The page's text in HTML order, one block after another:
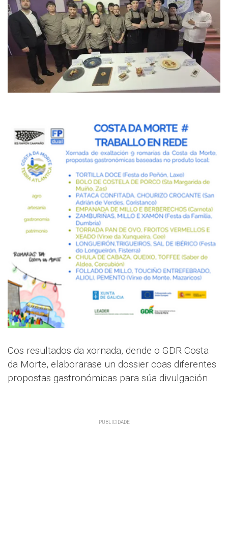
Cos resultados da xornada, dende o GDR Costa
da Morte, elaborarase un dossier coas diferentes
propostas gastronómicas para súa divulgación.